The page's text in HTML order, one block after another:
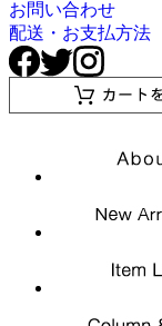
お問い合わせ
配送・お支払方法